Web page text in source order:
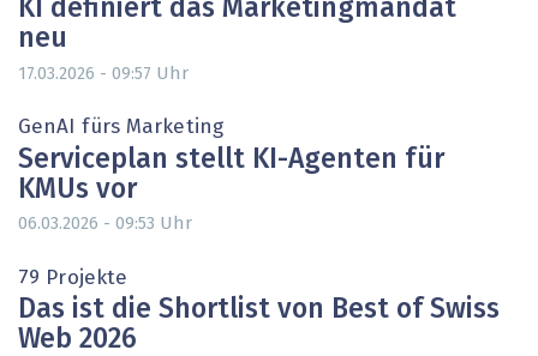
KI definiert das Marketingmandat
neu
17.03.2026 - 09:57 Uhr
GenAI fürs Marketing
Serviceplan stellt KI-Agenten für
KMUs vor
06.03.2026 - 09:53 Uhr
79 Projekte
Das ist die Shortlist von Best of Swiss
Web 2026